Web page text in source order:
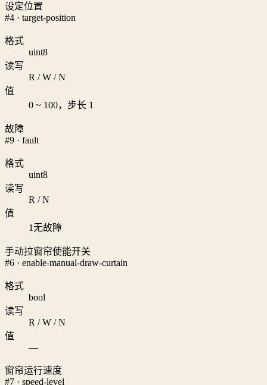
设定位置
#4 · target-position
格式
uint8
读写
R / W / N
值
0 ~ 100，步长 1
故障
#9 · fault
格式
uint8
读写
R / N
值
1无故障
手动拉窗帘使能开关
#6 · enable-manual-draw-curtain
格式
bool
读写
R / W / N
值
—
窗帘运行速度
#7 · speed-level